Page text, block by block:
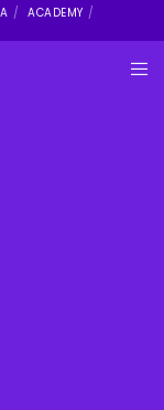
ACADEMY